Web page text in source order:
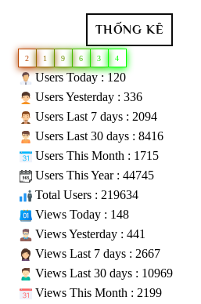
THỐNG KÊ
2 1 9 6 3 4
Users Today : 120
Users Yesterday : 336
Users Last 7 days : 2094
Users Last 30 days : 8416
Users This Month : 1715
Users This Year : 44745
Total Users : 219634
Views Today : 148
Views Yesterday : 441
Views Last 7 days : 2667
Views Last 30 days : 10969
Views This Month : 2199